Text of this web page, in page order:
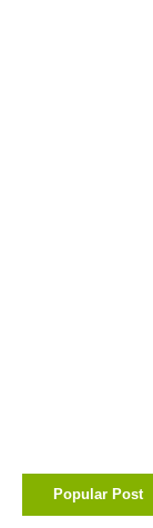
Popular Post